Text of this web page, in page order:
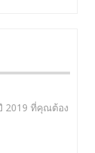
2019 ที่คุณต้อง